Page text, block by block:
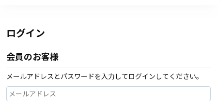
ログイン
会員のお客様
メールアドレスとパスワードを入力してログインしてください。